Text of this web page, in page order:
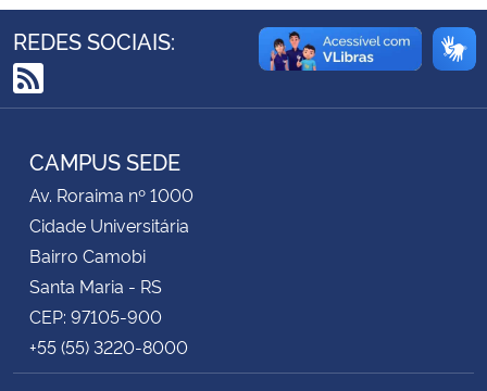
Ministério do Desenvolvimento Regional
Ministério da Mulher, da Família e dos Direitos Humanos
Secretaria-Geral
Secretaria de Governo
Gabinete de Segurança Institucional
REDES SOCIAIS:
RSS
CAMPUS SEDE
Av. Roraima nº 1000
Cidade Universitária
Bairro Camobi
Santa Maria - RS
CEP: 97105-900
+55 (55) 3220-8000